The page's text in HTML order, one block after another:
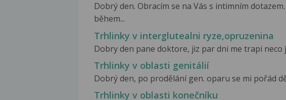
Dobrý den. Obracím se na Vás s intimním
během...
Trhlinky v interglutealni ryze,opruzenina
Dobry den pane doktore, jiz par dni me trapi neco
Trhlinky v oblasti genitálií
Dobrý den, po prodělání gen. oparu se mi pořád
Trhlinky v oblasti konečníku